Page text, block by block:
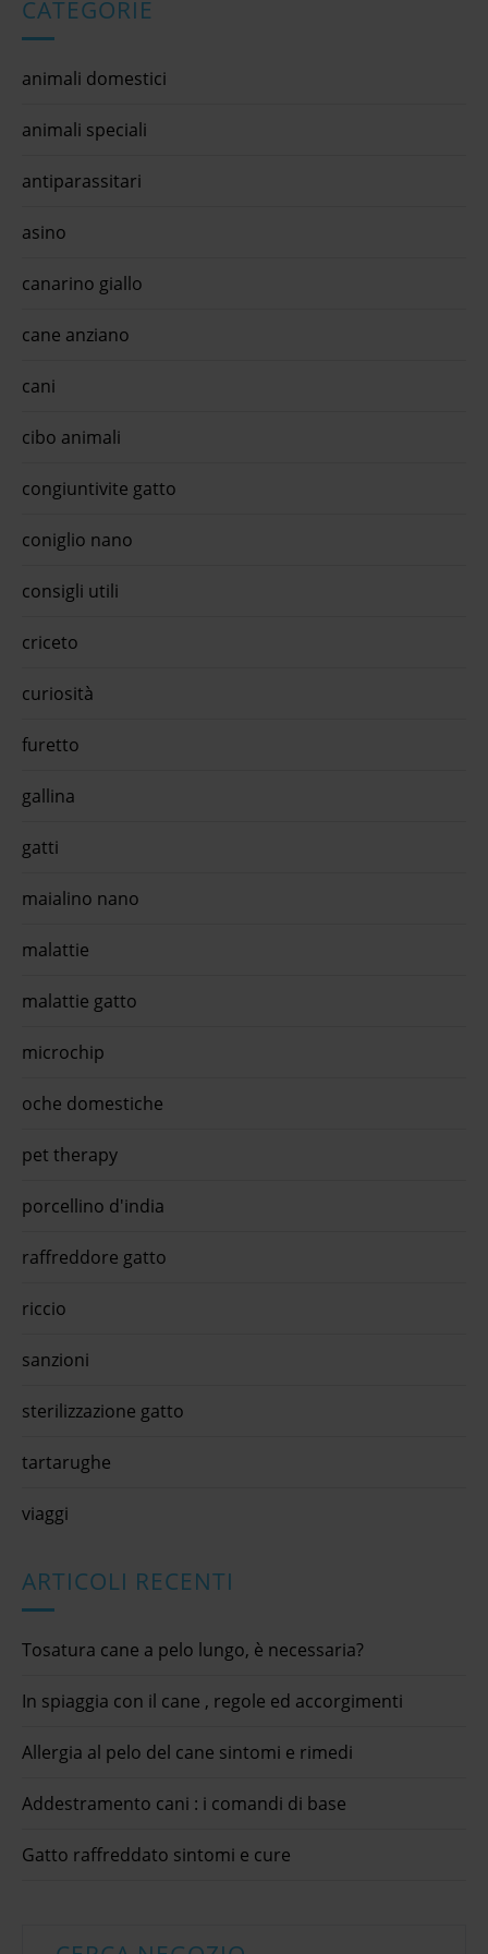
CATEGORIE
animali domestici
animali speciali
antiparassitari
asino
canarino giallo
cane anziano
cani
cibo animali
congiuntivite gatto
coniglio nano
consigli utili
criceto
curiosità
furetto
gallina
gatti
maialino nano
malattie
malattie gatto
microchip
oche domestiche
pet therapy
porcellino d'india
raffreddore gatto
riccio
sanzioni
sterilizzazione gatto
tartarughe
viaggi
ARTICOLI RECENTI
Tosatura cane a pelo lungo, è necessaria?
In spiaggia con il cane , regole ed accorgimenti
Allergia al pelo del cane sintomi e rimedi
Addestramento cani : i comandi di base
Gatto raffreddato sintomi e cure